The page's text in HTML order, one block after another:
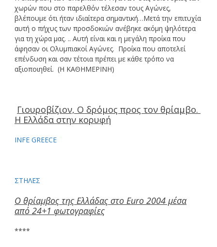
χωρών που στο παρελθόν τέλεσαν τους Αγώνες,
βλέπουμε ότι ήταν ιδιαίτερα σημαντική…Μετά την επιτυχία
αυτή ο πήχυς των προσδοκιών ανέβηκε ακόμη ψηλότερα
για τη χώρα μας. .. Αυτή είναι και η μεγάλη προίκα που
άφησαν οι Ολυμπιακοί Αγώνες. Προίκα που αποτελεί
επένδυση και σαν τέτοια πρέπει με κάθε τρόπο να
αξιοποιηθεί. (Η ΚΑΘΗΜΕΡΙΝΗ)
Γιουροβίζιον, Ο δρόμος προς τον θρίαμβο.
Η Ελλάδα στην κορυφή
INFE GREECE
ΣΤΗΛΕΣ
O θρίαμβος της Ελλάδας στο Euro 2004 μέσα
από 24+1 φωτογραφίες
****